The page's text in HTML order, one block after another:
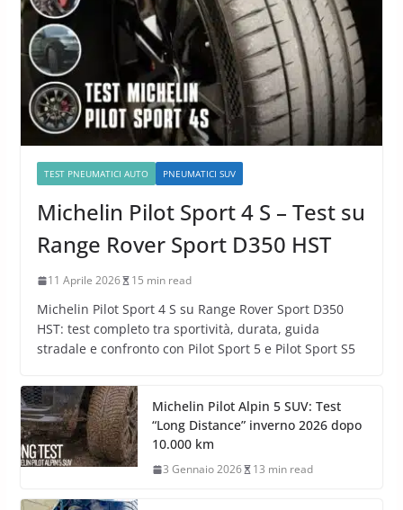
TEST PNEUMATICI AUTO PNEUMATICI SUV
Michelin Pilot Sport 4 S – Test su
Range Rover Sport D350 HST
11 Aprile 2026 15 min read
Michelin Pilot Sport 4 S su Range Rover Sport D350
HST: test completo tra sportività, durata, guida
stradale e confronto con Pilot Sport 5 e Pilot Sport S5
Michelin Pilot Alpin 5 SUV: Test
“Long Distance” inverno 2026 dopo
10.000 km
3 Gennaio 2026 13 min read